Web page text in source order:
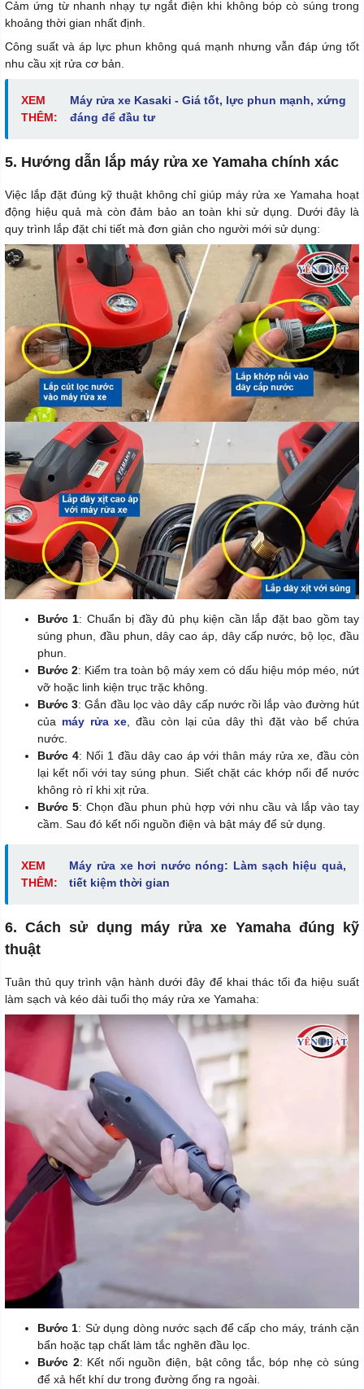
Cảm ứng từ nhanh nhạy tự ngắt điện khi không bóp cò súng trong
khoảng thời gian nhất định.
Công suất và áp lực phun không quá mạnh nhưng vẫn đáp ứng tốt
nhu cầu xịt rửa cơ bản.
XEM
THÊM:
Máy rửa xe Kasaki - Giá tốt, lực phun mạnh, xứng
đáng để đầu tư
5. Hướng dẫn lắp máy rửa xe Yamaha chính xác
Việc lắp đặt đúng kỹ thuật không chỉ giúp máy rửa xe Yamaha hoạt
động hiệu quả mà còn đảm bảo an toàn khi sử dụng. Dưới đây là
quy trình lắp đặt chi tiết mà đơn giản cho người mới sử dụng:
Bước 1: Chuẩn bị đầy đủ phụ kiện cần lắp đặt bao gồm tay
súng phun, đầu phun, dây cao áp, dây cấp nước, bộ lọc, đầu
phun.
Bước 2: Kiểm tra toàn bộ máy xem có dấu hiệu móp méo, nứt
vỡ hoặc linh kiện trục trặc không.
Bước 3: Gắn đầu lọc vào dây cấp nước rồi lắp vào đường hút
của máy rửa xe , đầu còn lại của dây thì đặt vào bể chứa
nước.
Bước 4: Nối 1 đầu dây cao áp với thân máy rửa xe, đầu còn
lại kết nối với tay súng phun. Siết chặt các khớp nổi để nước
không rò rỉ khi xịt rửa.
Bước 5: Chọn đầu phun phù hợp với nhu cầu và lắp vào tay
cầm. Sau đó kết nối nguồn điện và bật máy để sử dụng.
XEM
THÊM:
Máy rửa xe hơi nước nóng: Làm sạch hiệu quả,
tiết kiệm thời gian
6. Cách sử dụng máy rửa xe Yamaha đúng kỹ
thuật
Tuân thủ quy trình vận hành dưới đây để khai thác tối đa hiệu suất
làm sạch và kéo dài tuổi thọ máy rửa xe Yamaha:
Bước 1: Sử dụng dòng nước sạch để cấp cho máy, tránh cặn
bẩn hoặc tạp chất làm tắc nghẽn đầu lọc.
Bước 2: Kết nối nguồn điện, bật công tắc, bóp nhẹ cò súng
để xả hết khí dư trong đường ống ra ngoài.